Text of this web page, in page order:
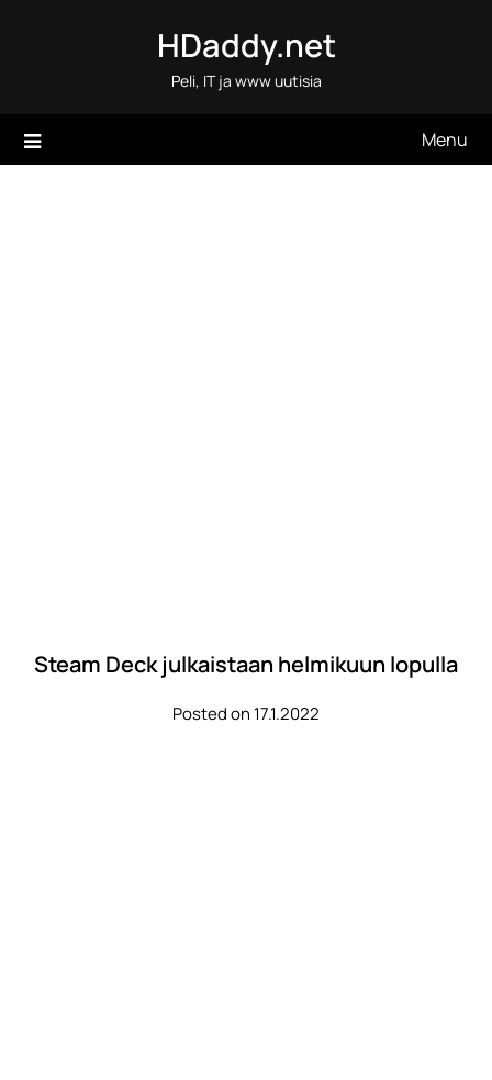
HDaddy.net
Peli, IT ja www uutisia
Menu
Steam Deck julkaistaan helmikuun lopulla
Posted on 17.1.2022